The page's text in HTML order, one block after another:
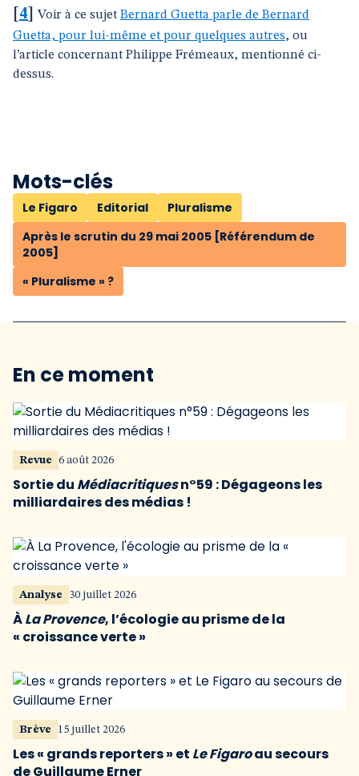
4 ]Voir à ce sujet Bernard Guetta parle de Bernard
Guetta, pour lui-même et pour quelques autres, ou
l’article concernant Philippe Frémeaux, mentionné ci-
dessus.
Mots-clés
Le Figaro Editorial
Pluralisme
Après le scrutin du 29 mai 2005 [Référendum de
2005]
« Pluralisme » ?
En ce moment
Revue 6 août 2026
Sortie du Médiacritiquesn°59 : Dégageons les
milliardaires des médias !
Analyse 30 juillet 2026
ÀLa Provence, l’écologie au prisme de la
« croissance verte »
Brève 15 juillet 2026
Les « grands reporters » et Le Figaroau secours
de Guillaume Erner